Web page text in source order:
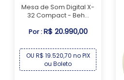
Mesa de Som Digital X-
32 Compact - Beh...
Por :R$ 20.990,00
OU R$ 19.520,70 no PIX
ou Boleto